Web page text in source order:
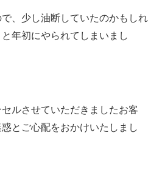
、少し油断していたのかもしれ
年初にやられてしまいまし
ルさせていただきましたお客
とご心配をおかけいたしまし